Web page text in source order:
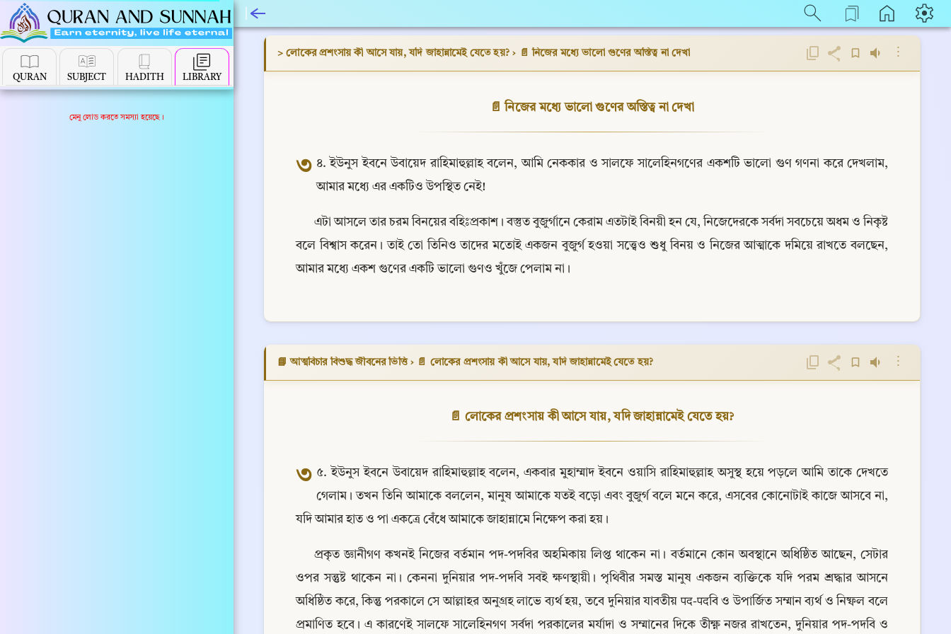
QURAN SUBJECT HADITH LIBRARY
মেনু লোড করতে সমস্যা হয়েছে।
> লোকের প্রশংসায় কী আসে যায়, যদি জাহান্নামেই যেতে হয়? › 📄 নিজের মধ্যে ভালো গুণের অস্তিত্ব না দেখা ⋮
📄 নিজের মধ্যে ভালো গুণের অস্তিত্ব না দেখা
৩ ৪. ইউনুস ইবনে উবায়েদ রাহিমাহুল্লাহ বলেন, আমি নেককার ও সালফে সালেহিনগণের একশটি ভালো গুণ গণনা করে দেখলাম,
আমার মধ্যে এর একটিও উপস্থিত নেই!
এটা আসলে তার চরম বিনয়ের বহিঃপ্রকাশ। বস্তুত বুজুর্গানে কেরাম এতটাই বিনয়ী হন যে, নিজেদেরকে সর্বদা সবচেয়ে অধম ও নিকৃষ্ট
বলে বিশ্বাস করেন। তাই তো তিনিও তাদের মতোই একজন বুজুর্গ হওয়া সত্ত্বেও শুধু বিনয় ও নিজের আত্মাকে দমিয়ে রাখতে বলছেন,
আমার মধ্যে একশ গুণের একটি ভালো গুণও খুঁজে পেলাম না।
📘 আত্মবিচার বিশুদ্ধ জীবনের ভিত্তি › 📄 লোকের প্রশংসায় কী আসে যায়, যদি জাহান্নামেই যেতে হয়? ⋮
📄 লোকের প্রশংসায় কী আসে যায়, যদি জাহান্নামেই যেতে হয়?
৩ ৫. ইউনুস ইবনে উবায়েদ রাহিমাহুল্লাহ বলেন, একবার মুহাম্মাদ ইবনে ওয়াসি রাহিমাহুল্লাহ অসুস্থ হয়ে পড়লে আমি তাকে দেখতে
গেলাম। তখন তিনি আমাকে বললেন, মানুষ আমাকে যতই বড়ো এবং বুজুর্গ বলে মনে করে, এসবের কোনোটাই কাজে আসবে না,
যদি আমার হাত ও পা একত্রে বেঁধে আমাকে জাহান্নামে নিক্ষেপ করা হয়।
প্রকৃত জ্ঞানীগণ কখনই নিজের বর্তমান পদ-পদবির অহমিকায় লিপ্ত থাকেন না। বর্তমানে কোন অবস্থানে অধিষ্ঠিত আছেন, সেটার
ওপর সন্তুষ্ট থাকেন না। কেননা দুনিয়ার পদ-পদবি সবই ক্ষণস্থায়ী। পৃথিবীর সমস্ত মানুষ একজন ব্যক্তিকে যদি পরম শ্রদ্ধার আসনে
অধিষ্ঠিত করে, কিন্তু পরকালে সে আল্লাহর অনুগ্রহ লাভে ব্যর্থ হয়, তবে দুনিয়ার যাবতীয় पद-पदবি ও উপার্জিত সম্মান ব্যর্থ ও নিষ্ফল বলে
প্রমাণিত হবে। এ কারণেই সালফে সালেহিনগণ সর্বদা পরকালের মর্যাদা ও সম্মানের দিকে তীক্ষ্ণ নজর রাখতেন, দুনিয়ার পদ-পদবি ও
Copy